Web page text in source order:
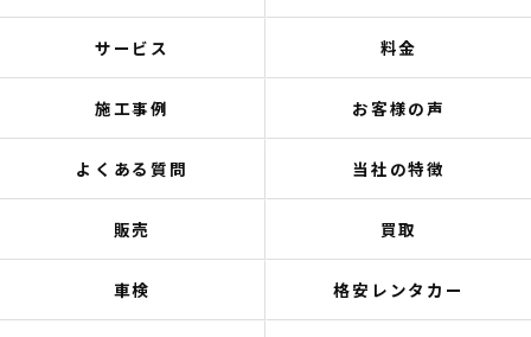
サービス 料金
施工事例 お客様の声
よくある質問 当社の特徴
販売 買取
車検 格安レンタカー